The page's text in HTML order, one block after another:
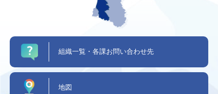
組織一覧・各課お問い合わせ先
地図